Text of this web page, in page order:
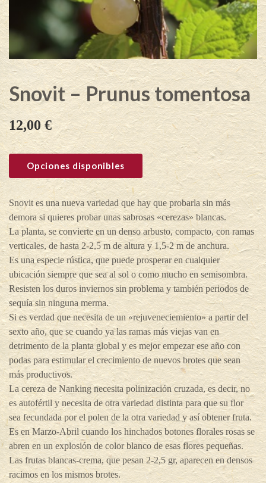
Snovit – Prunus tomentosa
12,00€
Opciones disponibles
Snovit es una nueva variedad que hay que probarla sin más
demora si quieres probar unas sabrosas «cerezas» blancas.
La planta, se convierte en un denso arbusto, compacto, con ramas
verticales, de hasta 2-2,5 m de altura y 1,5-2 m de anchura.
Es una especie rústica, que puede prosperar en cualquier
ubicación siempre que sea al sol o como mucho en semisombra.
Resisten los duros inviernos sin problema y también periodos de
sequía sin ninguna merma.
Si es verdad que necesita de un «rejuveneciemiento» a partir del
sexto año, que se cuando ya las ramas más viejas van en
detrimento de la planta global y es mejor empezar ese año con
podas para estimular el crecimiento de nuevos brotes que sean
más productivos.
La cereza de Nanking necesita polinización cruzada, es decir, no
es autofértil y necesita de otra variedad distinta para que su flor
sea fecundada por el polen de la otra variedad y así obtener fruta.
Es en Marzo-Abril cuando los hinchados botones florales rosas se
abren en un explosión de color blanco de esas flores pequeñas.
Las frutas blancas-crema, que pesan 2-2,5 gr, aparecen en densos
racimos en los mismos brotes.